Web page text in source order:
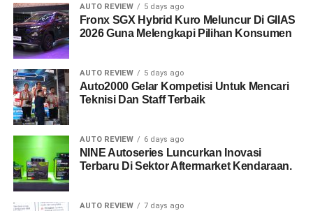
AUTO REVIEW 5 days ago
Fronx SGX Hybrid Kuro Meluncur Di GIIAS
2026 Guna Melengkapi Pilihan Konsumen
AUTO REVIEW 5 days ago
Auto2000 Gelar Kompetisi Untuk Mencari
Teknisi Dan Staff Terbaik
AUTO REVIEW 6 days ago
NINE Autoseries Luncurkan Inovasi
Terbaru Di Sektor Aftermarket Kendaraan.
AUTO REVIEW 7 days ago